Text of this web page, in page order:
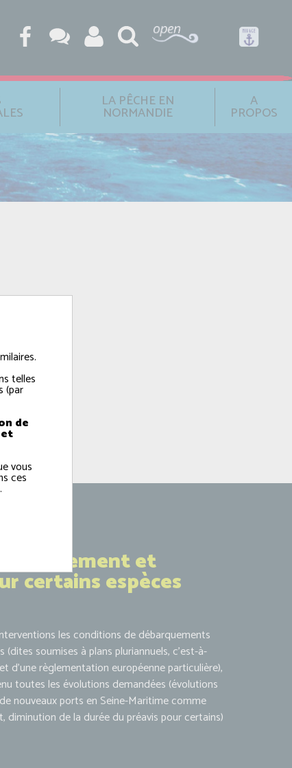
LA PÊCHE EN
NORMANDIE
A
PROPOS
et
certains espèces
les conditions de débarquements
(dites soumises à plans pluriannuels, c’est-à-
d’une règlementation européenne particulière),
toutes les évolutions demandées (évolutions
nouveaux ports en Seine-Maritime comme
diminution de la durée du préavis pour certains)
telles
(par
de
vous
ces